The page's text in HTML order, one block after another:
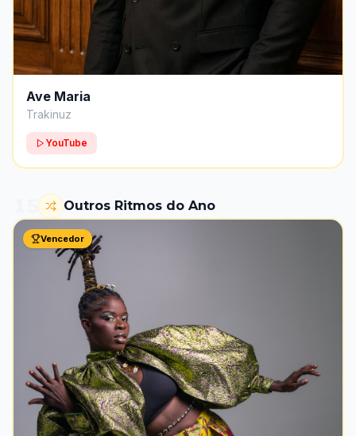
Ave Maria
Trakinuz
YouTube
15 Outros Ritmos do Ano
Vencedor